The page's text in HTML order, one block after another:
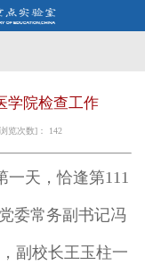
学院检查工作
览次数]： 142
一天，恰逢第111
委常务副书记冯
副校长王玉柱一